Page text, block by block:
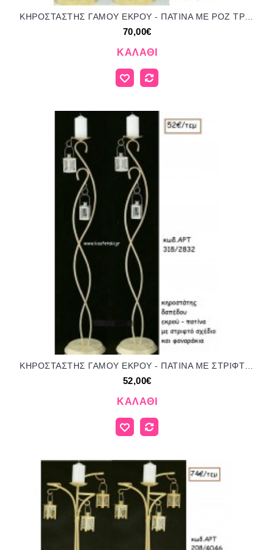
70,00€
ΚΑΛΆΘΙ
ΚΗΡΟΣΤΑΣΤΗΣ ΓΑΜΟΥ ΕΚΡΟΥ - ΠΑΤΙΝΑ ΜΕ ΣΤΡΙΦΤΟ ΣΧΕΔΙΟ ΚΑΙ ΦΑΝΑΡΑΚΙΑ ΑΡΤ Νο318/2832 52.00€!!!
52,00€
ΚΑΛΆΘΙ